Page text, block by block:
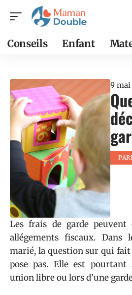
Conseils Enfant
9 mai
Les frais de garde
allégements fiscaux. Dans
marié, la question sur qui fait
pose pas. Elle est pourtant
union libre ou lors d’une